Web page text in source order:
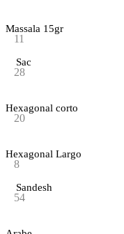
Massala 15gr
11
Sac
28
Hexagonal corto
20
Hexagonal Largo
8
Sandesh
54